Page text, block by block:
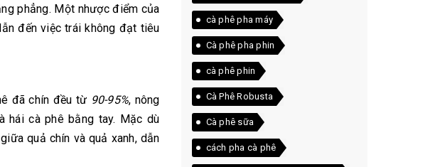
phẳng. Một nhược điểm của
đến việc trái không đạt tiêu
đã chín đều từ 90-95%, nông
hái cà phê bằng tay. Mặc dù
quả chín và quả xanh, dẫn
cà phê pha máy
Cà phê pha phin
cà phê phin
Cà Phê Robusta
Cà phê sữa
cách pha cà phê